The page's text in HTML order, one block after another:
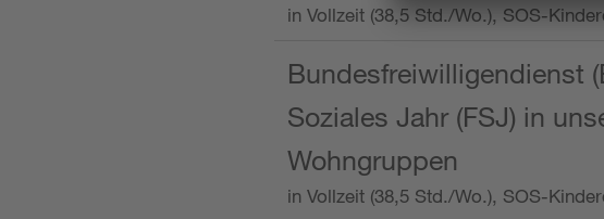
in Vollzeit (38,5 Std./Wo.), SOS-
Bundesfreiwilligendienst
Soziales Jahr (FSJ) in
Wohngruppen
in Vollzeit (38,5 Std./Wo.), SOS-